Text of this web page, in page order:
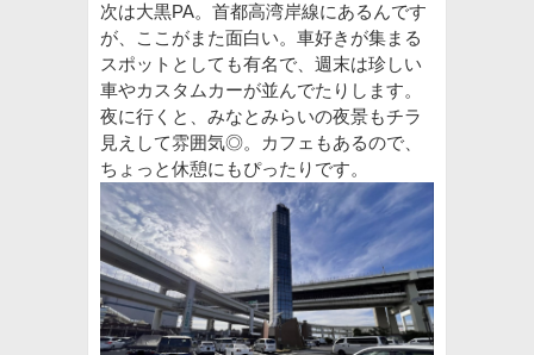
次は大黒PA。首都高湾岸線にあるんです
が、ここがまた面白い。車好きが集まる
スポットとしても有名で、週末は珍しい
車やカスタムカーが並んでたりします。
夜に行くと、みなとみらいの夜景もチラ
見えして雰囲気◎。カフェもあるので、
ちょっと休憩にもぴったりです。